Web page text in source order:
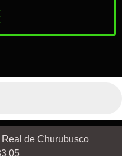
de Churubusco
05